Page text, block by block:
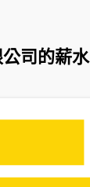
司的薪水